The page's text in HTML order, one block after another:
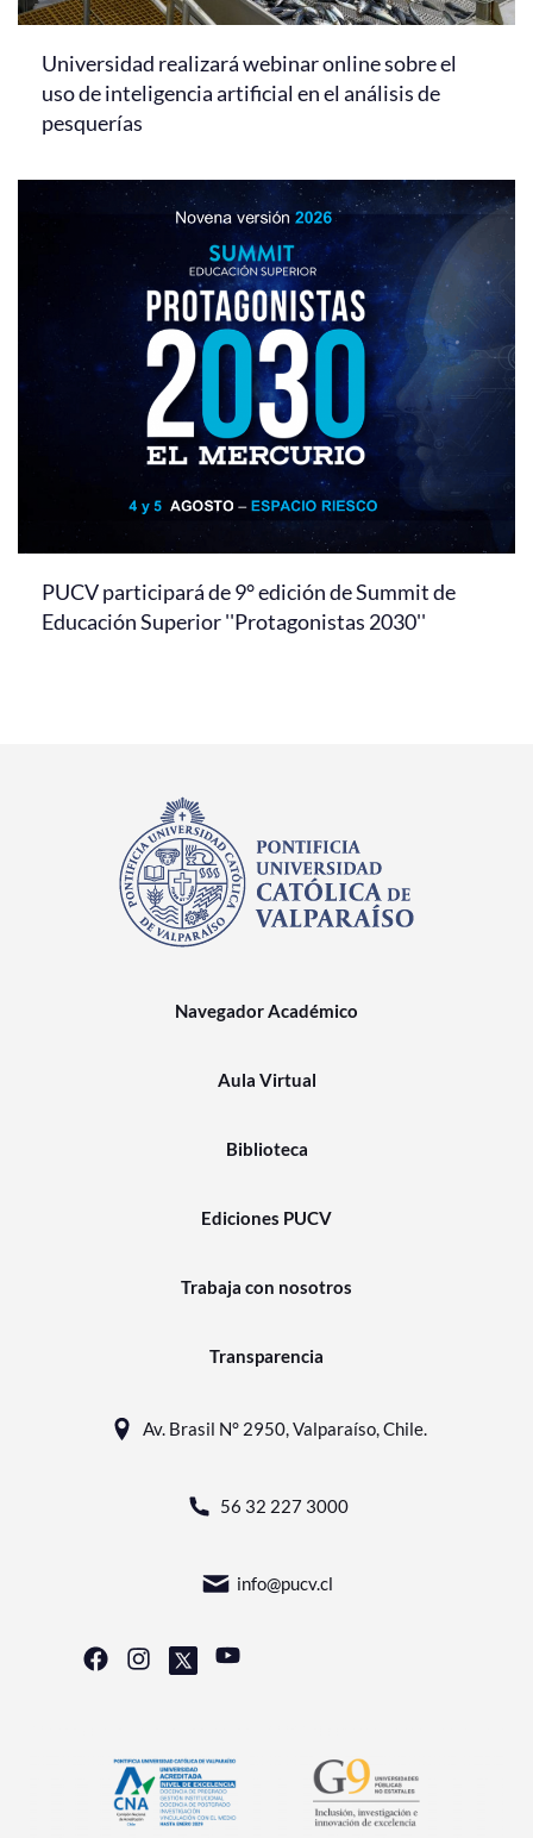
Universidad realizará webinar online sobre el
uso de inteligencia artificial en el análisis de
pesquerías
PUCV participará de 9° edición de Summit de
Educación Superior ''Protagonistas 2030''
Navegador Académico
Aula Virtual
Biblioteca
Ediciones PUCV
Trabaja con nosotros
Transparencia
Av. Brasil N° 2950, Valparaíso, Chile.
56 32 227 3000
info@pucv.cl